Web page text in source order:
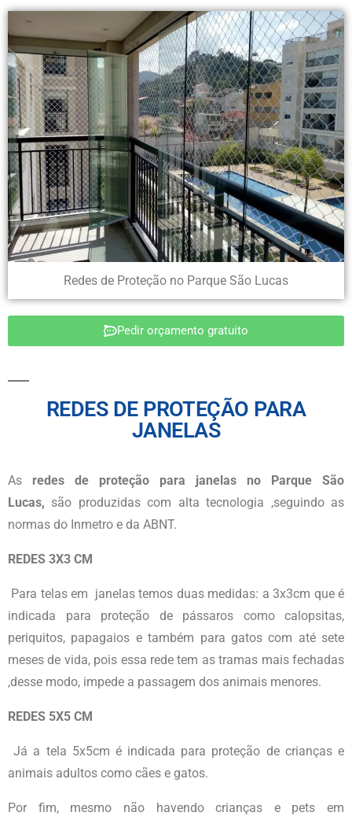
Redes de Proteção no Parque São Lucas
Pedir orçamento gratuito
REDES DE PROTEÇÃO PARA
JANELAS
As redes de proteção para janelas no Parque São
Lucas, são produzidas com alta tecnologia ,seguindo as
normas do Inmetro e da ABNT.
REDES 3X3 CM
Para telas em janelas temos duas medidas: a 3x3cm que é
indicada para proteção de pássaros como calopsitas,
periquitos, papagaios e também para gatos com até sete
meses de vida, pois essa rede tem as tramas mais fechadas
,desse modo, impede a passagem dos animais menores.
REDES 5X5 CM
Já a tela 5x5cm é indicada para proteção de crianças e
animais adultos como cães e gatos.
Por fim, mesmo não havendo crianças e pets em